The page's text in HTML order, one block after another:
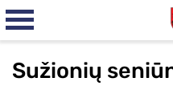
Sužionių